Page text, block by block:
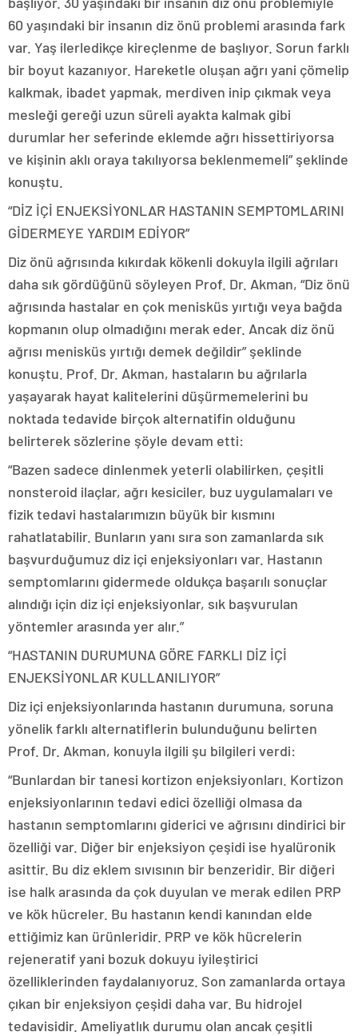
60 yaşındaki bir insanın diz önü problemi arasında fark
var. Yaş ilerledikçe kireçlenme de başlıyor. Sorun farklı
bir boyut kazanıyor. Hareketle oluşan ağrı yani çömelip
kalkmak, ibadet yapmak, merdiven inip çıkmak veya
mesleği gereği uzun süreli ayakta kalmak gibi
durumlar her seferinde eklemde ağrı hissettiriyorsa
ve kişinin aklı oraya takılıyorsa beklenmemeli” şeklinde
konuştu.
“DİZ İÇİ ENJEKSİYONLAR HASTANIN SEMPTOMLARINI
GİDERMEYE YARDIM EDİYOR”
Diz önü ağrısında kıkırdak kökenli dokuyla ilgili ağrıları
daha sık gördüğünü söyleyen Prof. Dr. Akman, “Diz önü
ağrısında hastalar en çok menisküs yırtığı veya bağda
kopmanın olup olmadığını merak eder. Ancak diz önü
ağrısı menisküs yırtığı demek değildir” şeklinde
konuştu. Prof. Dr. Akman, hastaların bu ağrılarla
yaşayarak hayat kalitelerini düşürmemelerini bu
noktada tedavide birçok alternatifin olduğunu
belirterek sözlerine şöyle devam etti:
“Bazen sadece dinlenmek yeterli olabilirken, çeşitli
nonsteroid ilaçlar, ağrı kesiciler, buz uygulamaları ve
fizik tedavi hastalarımızın büyük bir kısmını
rahatlatabilir. Bunların yanı sıra son zamanlarda sık
başvurduğumuz diz içi enjeksiyonları var. Hastanın
semptomlarını gidermede oldukça başarılı sonuçlar
alındığı için diz içi enjeksiyonlar, sık başvurulan
yöntemler arasında yer alır.”
“HASTANIN DURUMUNA GÖRE FARKLI DİZ İÇİ
ENJEKSİYONLAR KULLANILIYOR”
Diz içi enjeksiyonlarında hastanın durumuna, soruna
yönelik farklı alternatiflerin bulunduğunu belirten
Prof. Dr. Akman, konuyla ilgili şu bilgileri verdi:
“Bunlardan bir tanesi kortizon enjeksiyonları. Kortizon
enjeksiyonlarının tedavi edici özelliği olmasa da
hastanın semptomlarını giderici ve ağrısını dindirici bir
özelliği var. Diğer bir enjeksiyon çeşidi ise hyalüronik
asittir. Bu diz eklem sıvısının bir benzeridir. Bir diğeri
ise halk arasında da çok duyulan ve merak edilen PRP
ve kök hücreler. Bu hastanın kendi kanından elde
ettiğimiz kan ürünleridir. PRP ve kök hücrelerin
rejeneratif yani bozuk dokuyu iyileştirici
özelliklerinden faydalanıyoruz. Son zamanlarda ortaya
çıkan bir enjeksiyon çeşidi daha var. Bu hidrojel
tedavisidir. Ameliyatlık durumu olan ancak çeşitli